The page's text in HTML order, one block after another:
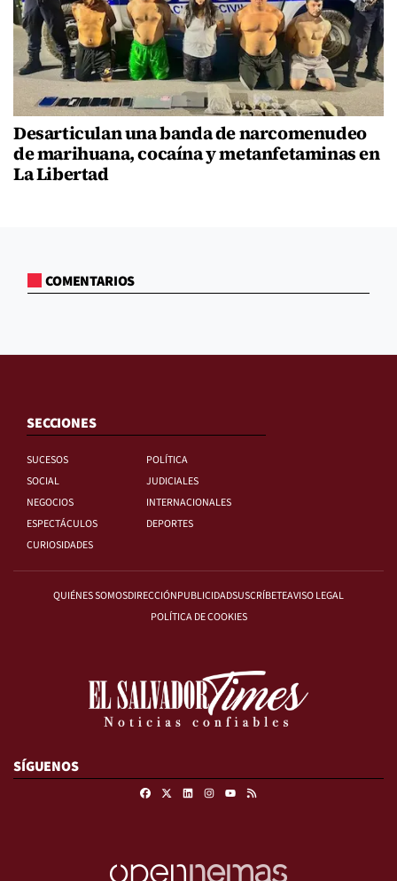
Desarticulan una banda de narcomenudeo
de marihuana, cocaína y metanfetaminas en
La Libertad
COMENTARIOS
SECCIONES
SUCESOS
POLÍTICA
SOCIAL
JUDICIALES
NEGOCIOS
INTERNACIONALES
ESPECTÁCULOS
DEPORTES
CURIOSIDADES
QUIÉNES SOMOSDIRECCIÓNPUBLICIDADSUSCRÍBETEAVISO LEGAL
POLÍTICA DE COOKIES
SÍGUENOS
FacebookLinkedinInstagram